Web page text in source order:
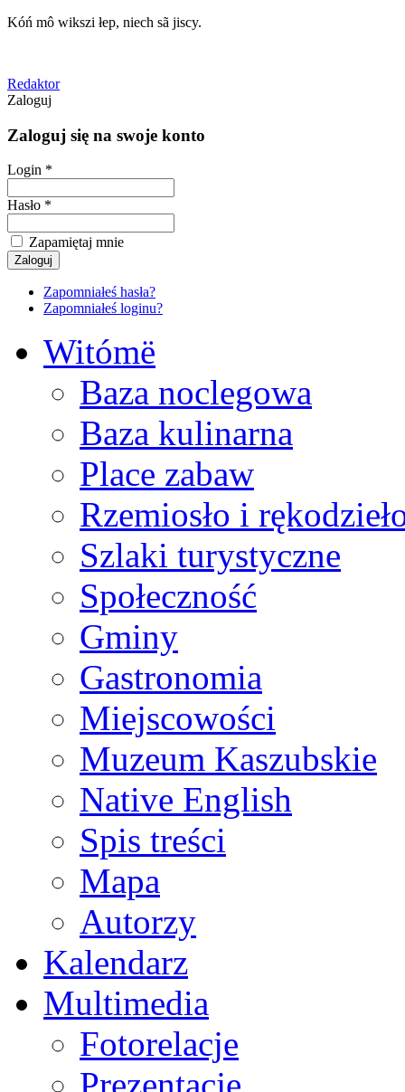
Kóń mô wikszi łep, niech sã jiscy.
Redaktor
Zaloguj
Zaloguj się na swoje konto
Login *
Hasło *
Zapamiętaj mnie
Zapomniałeś hasła?
Zapomniałeś loginu?
Witómë
Baza noclegowa
Baza kulinarna
Place zabaw
Rzemiosło i
Szlaki turystyczne
Społeczność
Gminy
Gastronomia
Miejscowości
Muzeum Kaszubskie
Native English
Spis treści
Mapa
Autorzy
Kalendarz
Multimedia
Fotorelacje